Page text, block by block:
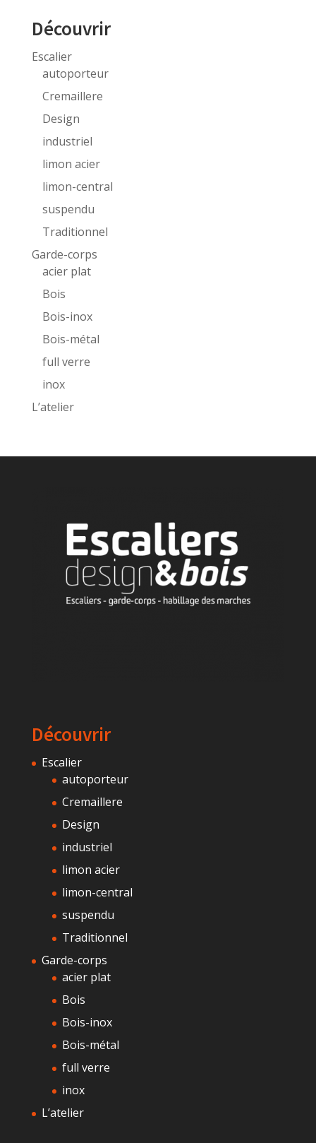
Découvrir
Escalier
autoporteur
Cremaillere
Design
industriel
limon acier
limon-central
suspendu
Traditionnel
Garde-corps
acier plat
Bois
Bois-inox
Bois-métal
full verre
inox
L’atelier
Découvrir
Escalier
autoporteur
Cremaillere
Design
industriel
limon acier
limon-central
suspendu
Traditionnel
Garde-corps
acier plat
Bois
Bois-inox
Bois-métal
full verre
inox
L’atelier